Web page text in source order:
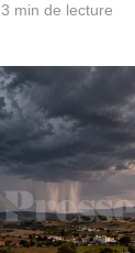
3 min de lecture